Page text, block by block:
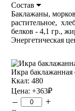
Состав
Баклажаны,
растительное,
белков - 4,1 гр.,
Энергетическая
Икра баклажанная
Ккал: 480
Цена: +363₽
– +